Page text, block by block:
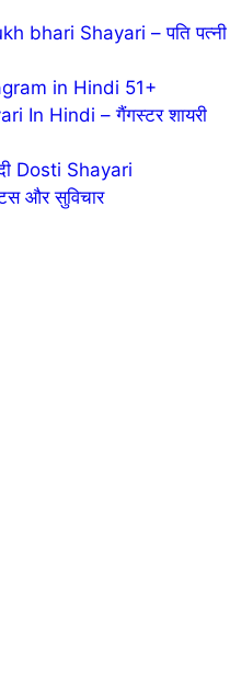
bhari Shayari – पति पत्नी
in Hindi 51+
In Hindi – गैंगस्टर शायरी
Dosti Shayari
और सुविचार